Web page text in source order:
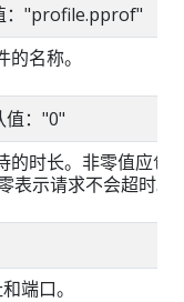
"profile.pprof"
名称。
："0"
的时长。非零值应包
表示请求不会超时。
端口。